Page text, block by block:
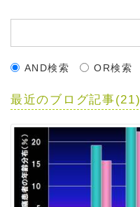
AND検索 OR検索
最近のブログ記事(21)